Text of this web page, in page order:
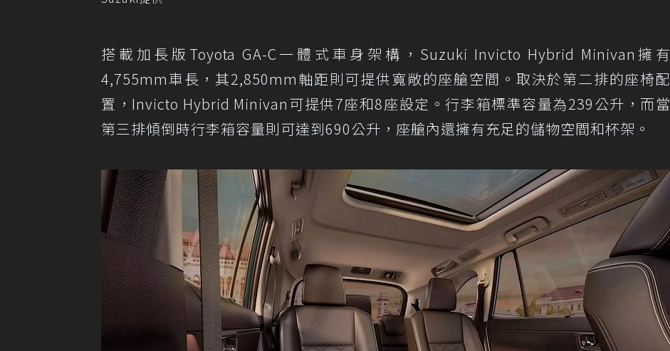
搭載加長版Toyota GA-C一體式車身架構，Suzuki Invicto Hybrid Minivan擁有
4,755mm車長，其2,850mm軸距則可提供寬敞的座艙空間。取決於第二排的座椅配
置，Invicto Hybrid Minivan可提供7座和8座設定。行李箱標準容量為239公升，而當
第三排傾倒時行李箱容量則可達到690公升，座艙內還擁有充足的儲物空間和杯架。